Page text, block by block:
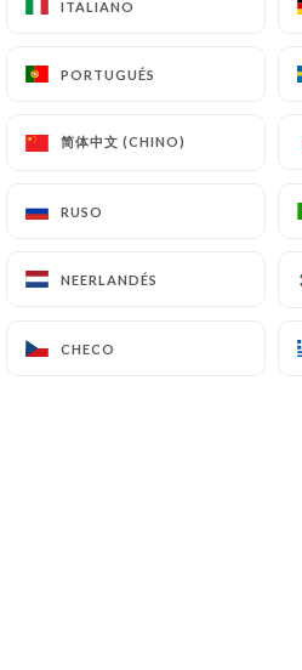
ITALIANO
PORTUGUÉS
简体中文 (CHINO)
RUSO
NEERLANDÉS
CHECO
Galería
ITALIANO
PORTUGUÉS
简体中文 (CHINO)
RUSO
NEERLANDÉS
CHECO